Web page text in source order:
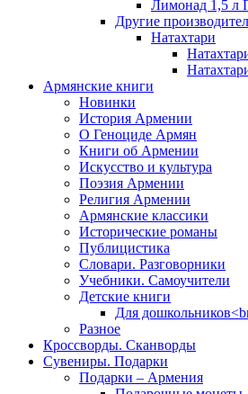
Лимонад 1,5 л
Другие
Натахтари
Армянские книги
Новинки
История Армении
О Геноциде Армян
Книги об Армении
Иcкусство и культура
Поэзия Армении
Религия Армении
Армянские классики
Исторические романы
Публицистика
Словари. Разговорники
Учебники. Самоучители
Детские книги
Для
Разное
Кроссворды. Сканворды
Сувениры. Подарки
Подарки – Армения